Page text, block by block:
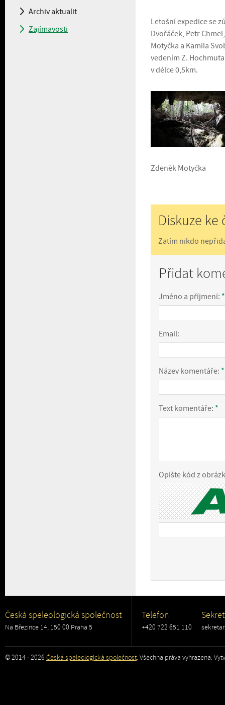
Archiv aktualit
Zajímavosti
Letošní expedice se
Dvořáček, Petr
Motyčka a Kamila
vedením Z.
v délce 0,5km.
Zdeněk Motyčka
Diskuze ke
Zatím nikdo
Přidat
Jméno a příjmení: *
Email:
Název komentáře: *
Text komentáře: *
Opište kód z
Česká speleologická společnost
Na Březince 14, 150 00 Praha 5
Telefon
+420 722 651 110
© 2014 - 2026 Česká speleologická společnost. Všechna práva vyhrazena.